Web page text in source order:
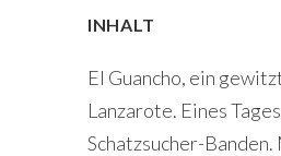
INHALT
El Guancho, ein
Lanzarote. Eines
Schatzsucher-